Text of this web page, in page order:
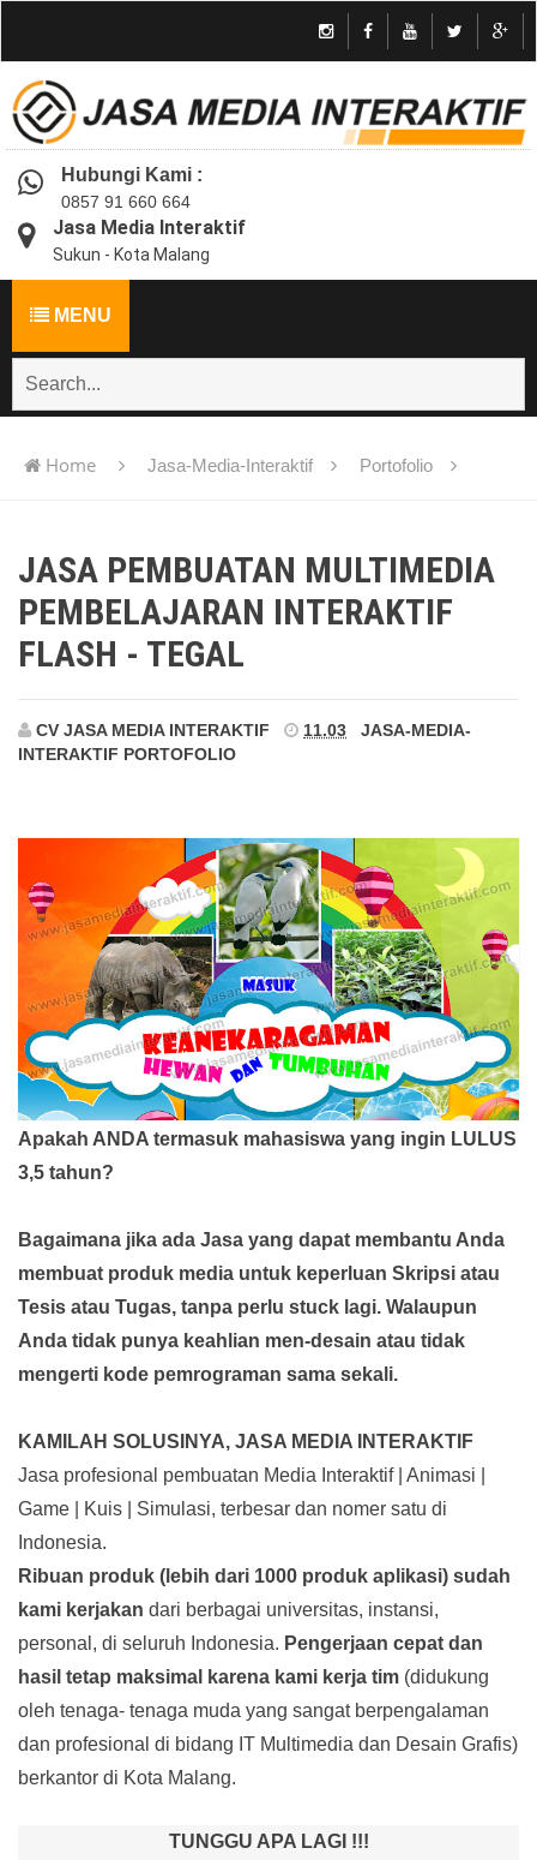
Hubungi Kami :
0857 91 660 664
Jasa Media Interaktif
Sukun - Kota Malang
MENU
Home Jasa-Media-Interaktif Portofolio
JASA PEMBUATAN MULTIMEDIA
PEMBELAJARAN INTERAKTIF
FLASH - TEGAL
CV JASA MEDIA INTERAKTIF 11.03
JASA-MEDIA-
INTERAKTIF PORTOFOLIO
Apakah ANDA termasuk mahasiswa yang ingin LULUS
3,5 tahun?
Bagaimana jika ada Jasa yang dapat membantu Anda
membuat produk media untuk keperluan Skripsi atau
Tesis atau Tugas, tanpa perlu stuck lagi. Walaupun
Anda tidak punya keahlian men-desain atau tidak
mengerti kode pemrograman sama sekali.
KAMILAH SOLUSINYA, JASA MEDIA INTERAKTIF
Jasa profesional pembuatan Media Interaktif | Animasi |
Game | Kuis | Simulasi, terbesar dan nomer satu di
Indonesia.
Ribuan produk (lebih dari 1000 produk aplikasi) sudah
kami kerjakan dari berbagai universitas, instansi,
personal, di seluruh Indonesia. Pengerjaan cepat dan
hasil tetap maksimal karena kami kerja tim (didukung
oleh tenaga- tenaga muda yang sangat berpengalaman
dan profesional di bidang IT Multimedia dan Desain Grafis)
berkantor di Kota Malang.
TUNGGU APA LAGI !!!